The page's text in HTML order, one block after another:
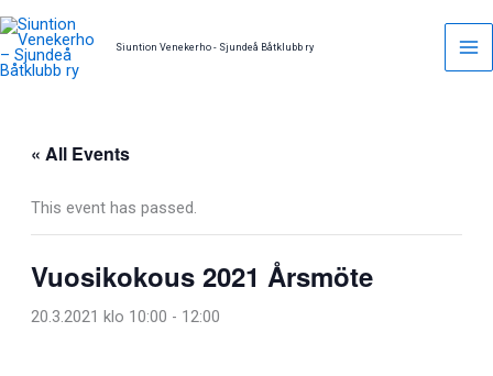
Skip
to
content
Siuntion Venekerho - Sjundeå Båtklubb ry
« All Events
This event has passed.
Vuosikokous 2021 Årsmöte
20.3.2021 klo 10:00 - 12:00